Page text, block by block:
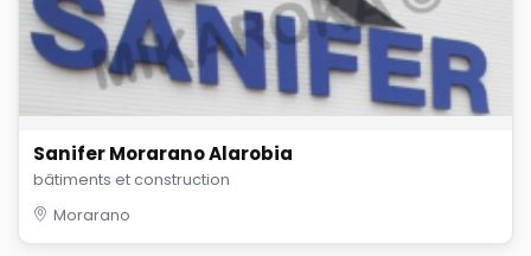
Sanifer Morarano Alarobia
bâtiments et construction
Morarano